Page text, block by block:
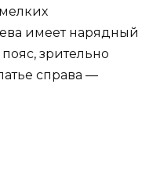
имеет нарядный
зрительно
справа —